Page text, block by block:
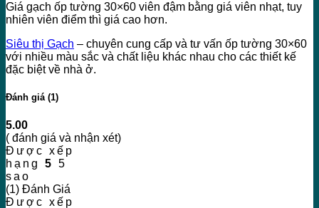
Giá gạch ốp tường 30×60 viên đậm bằng giá viên nhạt, tuy
nhiên viên điểm thì giá cao hơn.
Siêu thị Gạch – chuyên cung cấp và tư vấn ốp tường 30×60
với nhiều màu sắc và chất liệu khác nhau cho các thiết kế
đặc biệt về nhà ở.
Đánh giá (1)
5.00
( đánh giá và nhận xét)
Được xếp
hạng 5 5
sao
(1) Đánh Giá
Được xếp